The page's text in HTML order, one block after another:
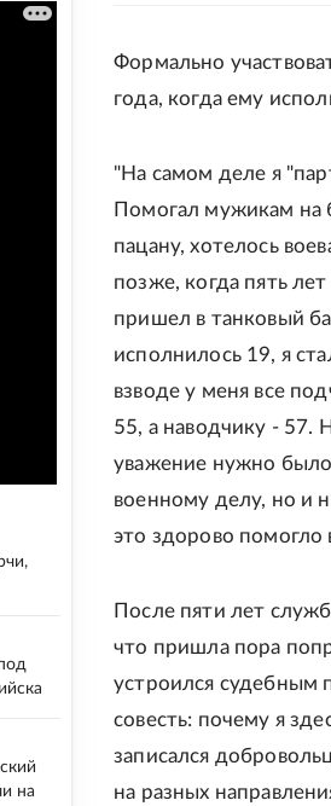
Формально
года, когда ему
"На самом деле я
Помогал мужикам на
пацану, хотелось
позже, когда пять
пришел в танковый
исполнилось 19, я
взводе у меня все
55, а наводчику - 57.
уважение нужно было
военному делу, но и
это здорово помогло
После пяти лет
что пришла пора
устроился судебным
совесть: почему я
записался
на разных
на